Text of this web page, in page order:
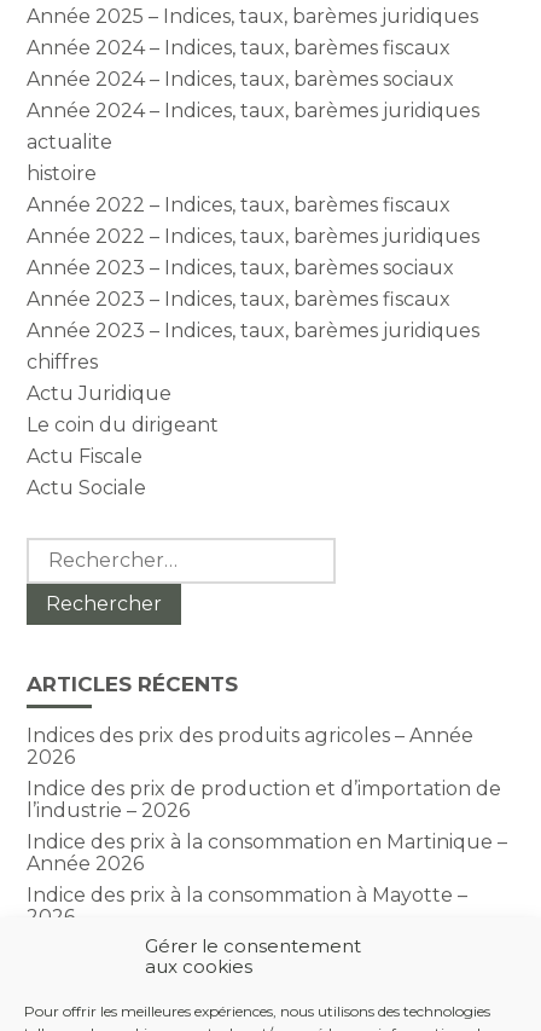
Gérer le consentement
aux cookies
Pour offrir les meilleures expériences, nous utilisons des technologies
Année 2025 – Indices, taux, barèmes juridiques
Année 2024 – Indices, taux, barèmes fiscaux
Année 2024 – Indices, taux, barèmes sociaux
Année 2024 – Indices, taux, barèmes juridiques
actualite
histoire
Année 2022 – Indices, taux, barèmes fiscaux
Année 2022 – Indices, taux, barèmes juridiques
Année 2023 – Indices, taux, barèmes sociaux
Année 2023 – Indices, taux, barèmes fiscaux
Année 2023 – Indices, taux, barèmes juridiques
chiffres
Actu Juridique
Le coin du dirigeant
Actu Fiscale
Actu Sociale
Rechercher :
ARTICLES RÉCENTS
Indices des prix des produits agricoles – Année
2026
Indice des prix de production et d’importation de
l’industrie – 2026
Indice des prix à la consommation en Martinique –
Année 2026
Indice des prix à la consommation à Mayotte –
2026
Indice du climat des affaires dans le BTP – Année